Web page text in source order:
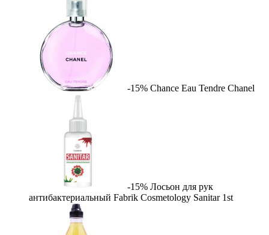
-15% Chance Eau Tendre Chanel
-15% Лосьон для рук
антибактериальный Fabrik Cosmetology Sanitar 1st